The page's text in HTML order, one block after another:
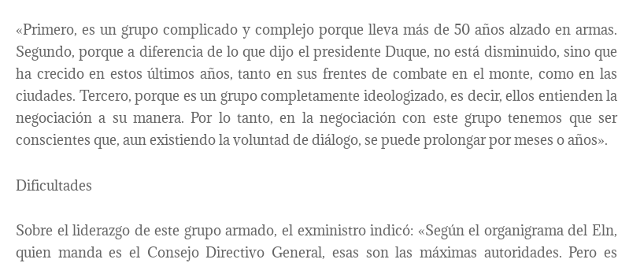
«Primero, es un grupo complicado y complejo porque lleva más de 50 años alzado en armas.
Segundo, porque a diferencia de lo que dijo el presidente Duque, no está disminuido, sino que
ha crecido en estos últimos años, tanto en sus frentes de combate en el monte, como en las
ciudades. Tercero, porque es un grupo completamente ideologizado, es decir, ellos entienden la
negociación a su manera. Por lo tanto, en la negociación con este grupo tenemos que ser
conscientes que, aun existiendo la voluntad de diálogo, se puede prolongar por meses o años».
Dificultades
Sobre el liderazgo de este grupo armado, el exministro indicó: «Según el organigrama del Eln,
quien manda es el Consejo Directivo General, esas son las máximas autoridades. Pero es